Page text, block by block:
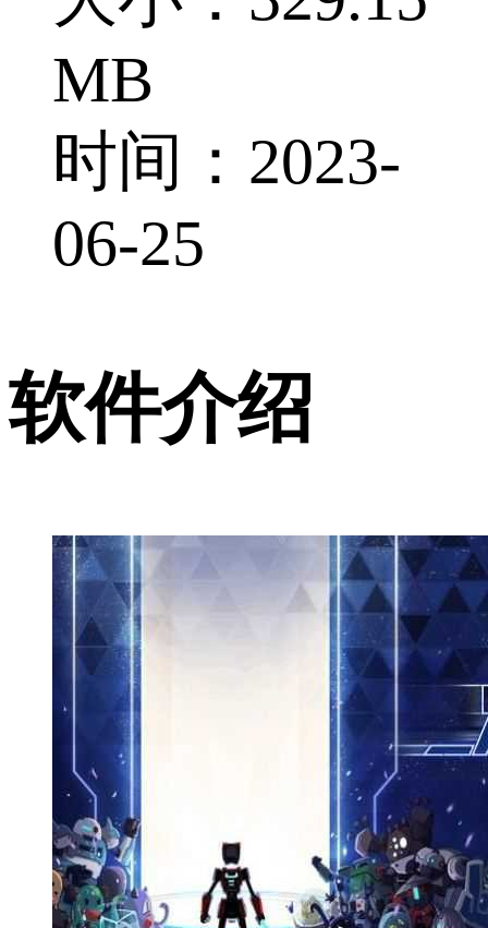
MB
时间：2023-
06-25
软件介绍